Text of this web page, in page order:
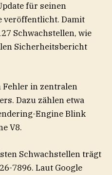
für seinen
veröffentlicht. Damit
Schwachstellen, wie
Sicherheitsbericht
in zentralen
Dazu zählen etwa
Engine Blink
V8.
Schwachstellen trägt
7896. Laut Google